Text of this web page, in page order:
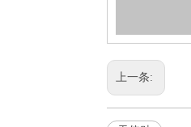
上一条: